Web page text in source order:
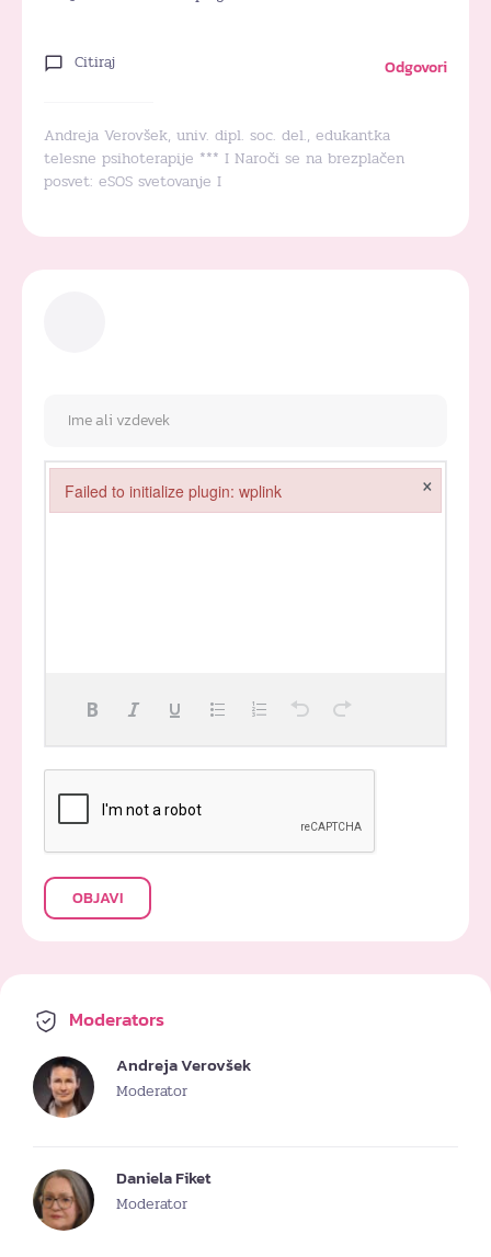
Citiraj Odgovori
Andreja Verovšek, univ. dipl. soc. del., edukantka
telesne psihoterapije *** I Naroči se na brezplačen
posvet: eSOS svetovanje I
OBJAVI
Moderators
Andreja Verovšek
Moderator
Daniela Fiket
Moderator
Failed to initialize plugin: wplink ×
Failed to initialize plugin: wplink